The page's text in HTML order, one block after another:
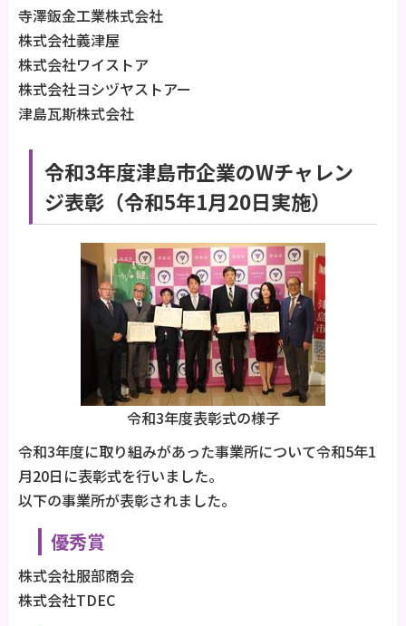
寺澤鈑金工業株式会社
株式会社義津屋
株式会社ワイストア
株式会社ヨシヅヤストアー
津島瓦斯株式会社
令和3年度津島市企業のWチャレン
ジ表彰（令和5年1月20日実施）
令和3年度表彰式の様子
令和3年度に取り組みがあった事業所について令和5年1
月20日に表彰式を行いました。
以下の事業所が表彰されました。
優秀賞
株式会社服部商会
株式会社TDEC